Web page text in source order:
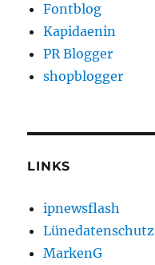
Fontblog
Kapidaenin
PR Blogger
shopblogger
LINKS
ipnewsflash
Lünedatenschutz
MarkenG